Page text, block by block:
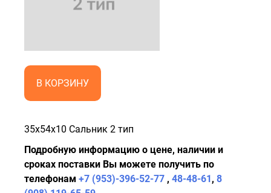
В КОРЗИНУ
35x54x10 Сальник 2 тип
Подробную информацию о цене, наличии и
сроках поставки Вы можете получить по
телефонам +7 (953)-396-52-77 , 48-48-61, 8